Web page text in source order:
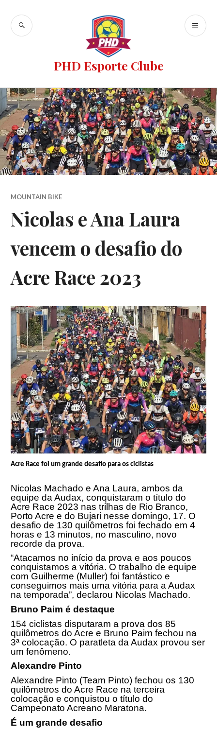
PHD Esporte Clube
MOUNTAIN BIKE
Nicolas e Ana Laura
vencem o desafio do
Acre Race 2023
Acre Race foi um grande desafio para os ciclistas
Nicolas Machado e Ana Laura, ambos da
equipe da Audax, conquistaram o título do
Acre Race 2023 nas trilhas de Rio Branco,
Porto Acre e do Bujari nesse domingo, 17. O
desafio de 130 quilômetros foi fechado em 4
horas e 13 minutos, no masculino, novo
recorde da prova.
“Atacamos no início da prova e aos poucos
conquistamos a vitória. O trabalho de equipe
com Guilherme (Muller) foi fantástico e
conseguimos mais uma vitória para a Audax
na temporada”, declarou Nicolas Machado.
Bruno Paim é destaque
154 ciclistas disputaram a prova dos 85
quilômetros do Acre e Bruno Paim fechou na
3ª colocação. O paratleta da Audax provou ser
um fenômeno.
Alexandre Pinto
Alexandre Pinto (Team Pinto) fechou os 130
quilômetros do Acre Race na terceira
colocação e conquistou o título do
Campeonato Acreano Maratona.
É um grande desafio